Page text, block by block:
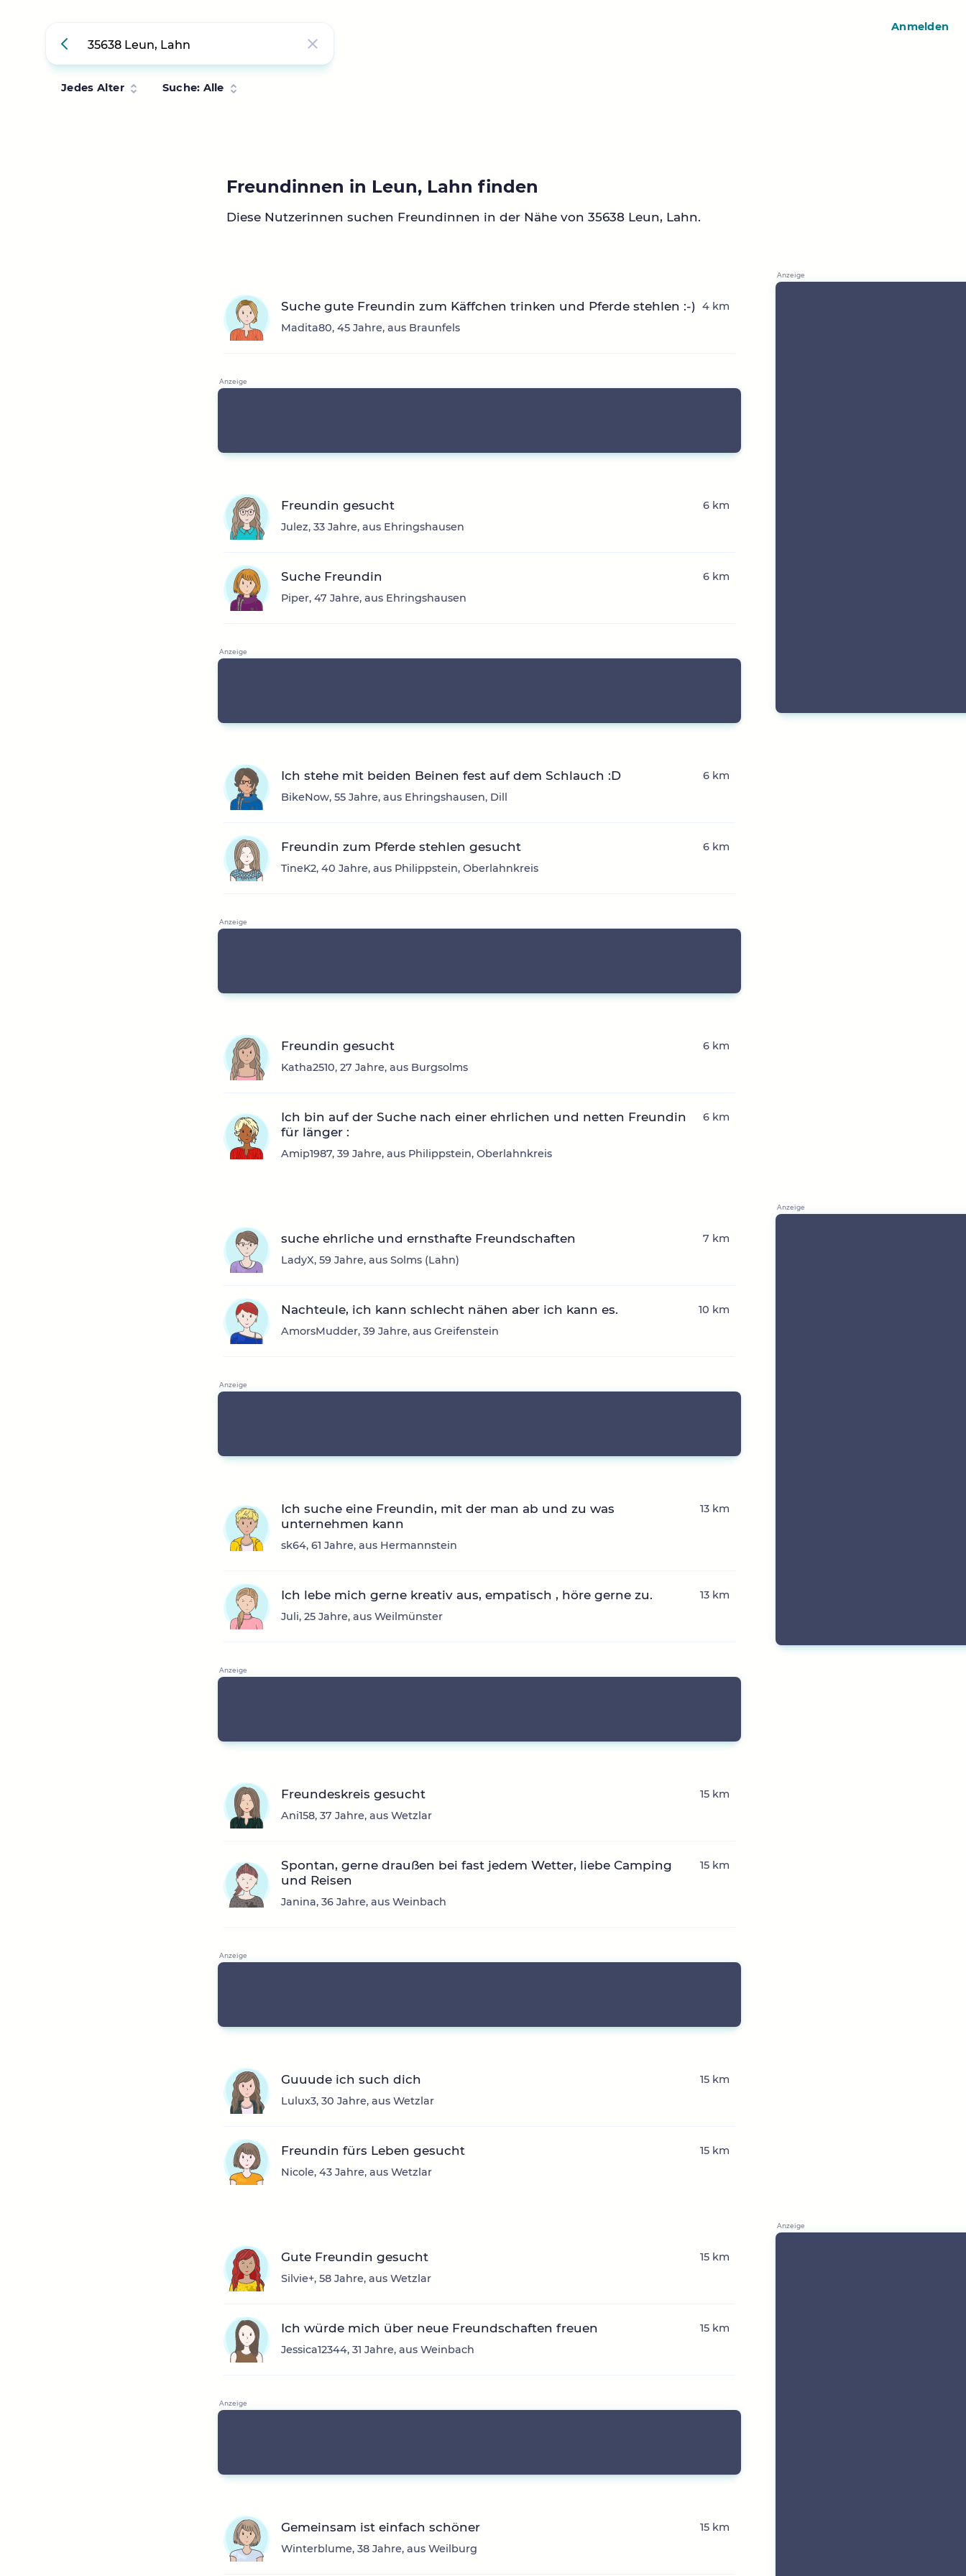
Jedes Alter Suche: Alle
Freundinnen in Leun, Lahn finden
Diese Nutzerinnen suchen Freundinnen in der Nähe von 35638 Leun, Lahn.
Suche gute Freundin zum Käffchen trinken und Pferde stehlen :-)
Madita80, 45 Jahre, aus Braunfels
4 km
Freundin gesucht
Julez, 33 Jahre, aus Ehringshausen
6 km
Suche Freundin
Piper, 47 Jahre, aus Ehringshausen
6 km
Ich stehe mit beiden Beinen fest auf dem Schlauch :D
BikeNow, 55 Jahre, aus Ehringshausen, Dill
6 km
Freundin zum Pferde stehlen gesucht
TineK2, 40 Jahre, aus Philippstein, Oberlahnkreis
6 km
Freundin gesucht
Katha2510, 27 Jahre, aus Burgsolms
6 km
Ich bin auf der Suche nach einer ehrlichen und netten Freundin
für länger :
Amip1987, 39 Jahre, aus Philippstein, Oberlahnkreis
6 km
suche ehrliche und ernsthafte Freundschaften
LadyX, 59 Jahre, aus Solms (Lahn)
7 km
Nachteule, ich kann schlecht nähen aber ich kann es.
AmorsMudder, 39 Jahre, aus Greifenstein
10 km
Ich suche eine Freundin, mit der man ab und zu was
unternehmen kann
sk64, 61 Jahre, aus Hermannstein
13 km
Ich lebe mich gerne kreativ aus, empatisch , höre gerne zu.
Juli, 25 Jahre, aus Weilmünster
13 km
Freundeskreis gesucht
Ani158, 37 Jahre, aus Wetzlar
15 km
Spontan, gerne draußen bei fast jedem Wetter, liebe Camping
und Reisen
Janina, 36 Jahre, aus Weinbach
15 km
Guuude ich such dich
Lulux3, 30 Jahre, aus Wetzlar
15 km
Freundin fürs Leben gesucht
Nicole, 43 Jahre, aus Wetzlar
15 km
Gute Freundin gesucht
Silvie+, 58 Jahre, aus Wetzlar
15 km
Ich würde mich über neue Freundschaften freuen
Jessica12344, 31 Jahre, aus Weinbach
15 km
Gemeinsam ist einfach schöner
Winterblume, 38 Jahre, aus Weilburg
15 km
Anmelden